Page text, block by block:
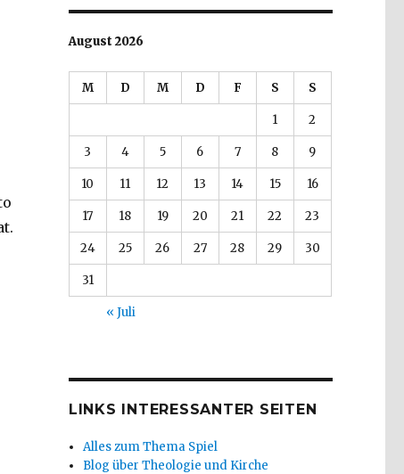
August 2026
M D M D F S S
1 2
3 4 5 6 7 8 9
10 11 12 13 14 15 16
17 18 19 20 21 22 23
24 25 26 27 28 29 30
31
« Juli
LINKS INTERESSANTER SEITEN
Alles zum Thema Spiel
Blog über Theologie und Kirche